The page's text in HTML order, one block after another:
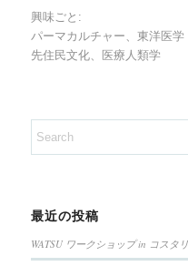
興味ごと:
パーマカルチャー、東洋医学
先住民文化、医療人類学
最近の投稿
WATSU ワークショップ in コスタ